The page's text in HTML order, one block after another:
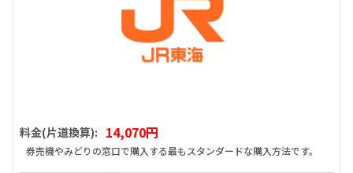
料金(片道換算): 14,070円
券売機やみどりの窓口で購入する最もスタンダードな購入方法です。